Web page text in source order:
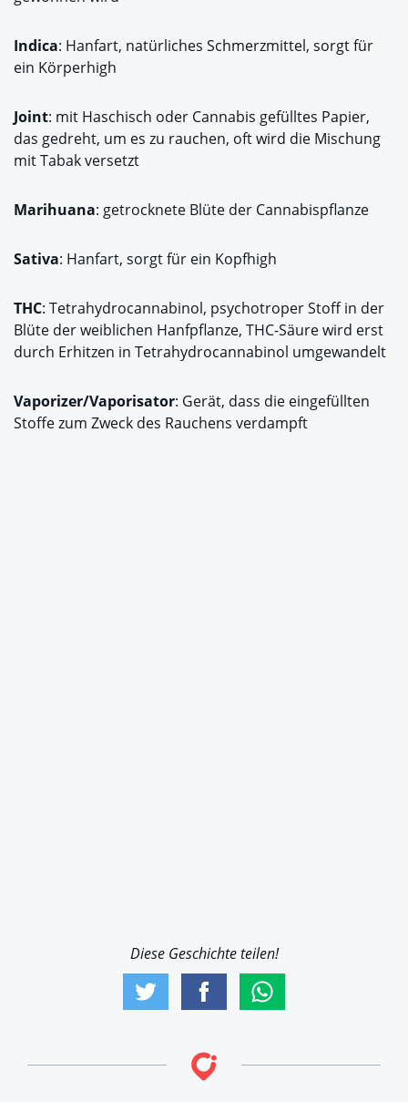
Indica: Hanfart, natürliches Schmerzmittel, sorgt für
ein Körperhigh
Joint: mit Haschisch oder Cannabis gefülltes Papier,
das gedreht, um es zu rauchen, oft wird die Mischung
mit Tabak versetzt
Marihuana: getrocknete Blüte der Cannabispflanze
Sativa: Hanfart, sorgt für ein Kopfhigh
THC: Tetrahydrocannabinol, psychotroper Stoff in der
Blüte der weiblichen Hanfpflanze, THC-Säure wird erst
durch Erhitzen in Tetrahydrocannabinol umgewandelt
Vaporizer/Vaporisator: Gerät, dass die eingefüllten
Stoffe zum Zweck des Rauchens verdampft
Diese Geschichte teilen!